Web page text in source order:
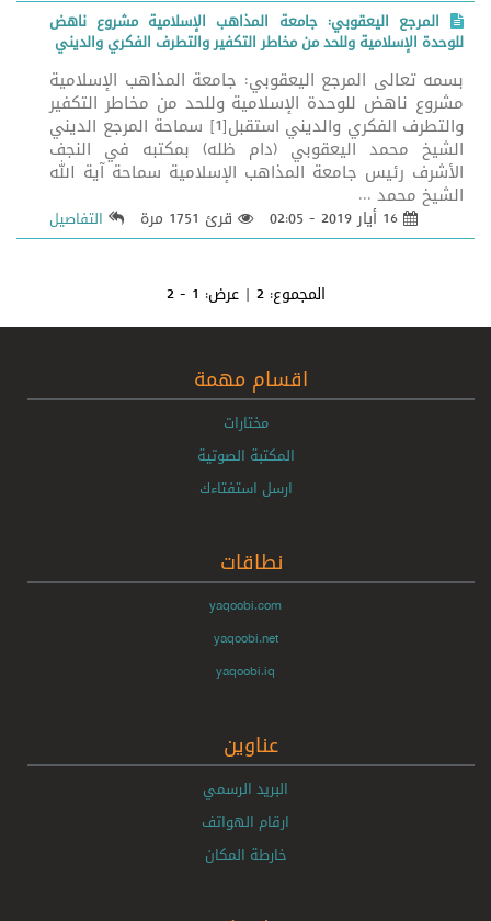
المرجع اليعقوبي: جامعة المذاهب الإسلامية مشروع ناهض
للوحدة الإسلامية وللحد من مخاطر التكفير والتطرف الفكري والديني
بسمه تعالى المرجع اليعقوبي: جامعة المذاهب الإسلامية
مشروع ناهض للوحدة الإسلامية وللحد من مخاطر التكفير
والتطرف الفكري والديني استقبل[1] سماحة المرجع الديني
الشيخ محمد اليعقوبي (دام ظله) بمكتبه في النجف
الأشرف رئيس جامعة المذاهب الإسلامية سماحة آية الله
الشيخ محمد ...
قرئ 1751 مرة التفاصيل
المجموع:2 | عرض: 1 - 2
اقسام مهمة
مختارات
المكتبة الصوتية
ارسل استفتاءك
نطاقات
yaqoobi.com
yaqoobi.net
yaqoobi.iq
عناوين
البريد الرسمي
ارقام الهواتف
خارطة المكان